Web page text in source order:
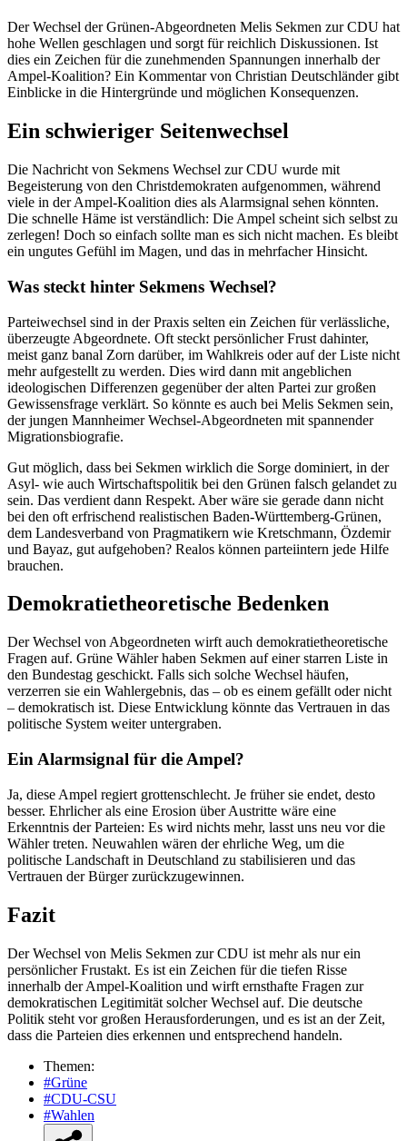
Der Wechsel der Grünen-Abgeordneten Melis Sekmen zur CDU hat
hohe Wellen geschlagen und sorgt für reichlich Diskussionen. Ist
dies ein Zeichen für die zunehmenden Spannungen innerhalb der
Ampel-Koalition? Ein Kommentar von Christian Deutschländer gibt
Einblicke in die Hintergründe und möglichen Konsequenzen.
Ein schwieriger Seitenwechsel
Die Nachricht von Sekmens Wechsel zur CDU wurde mit
Begeisterung von den Christdemokraten aufgenommen, während
viele in der Ampel-Koalition dies als Alarmsignal sehen könnten.
Die schnelle Häme ist verständlich: Die Ampel scheint sich selbst zu
zerlegen! Doch so einfach sollte man es sich nicht machen. Es bleibt
ein ungutes Gefühl im Magen, und das in mehrfacher Hinsicht.
Was steckt hinter Sekmens Wechsel?
Parteiwechsel sind in der Praxis selten ein Zeichen für verlässliche,
überzeugte Abgeordnete. Oft steckt persönlicher Frust dahinter,
meist ganz banal Zorn darüber, im Wahlkreis oder auf der Liste nicht
mehr aufgestellt zu werden. Dies wird dann mit angeblichen
ideologischen Differenzen gegenüber der alten Partei zur großen
Gewissensfrage verklärt. So könnte es auch bei Melis Sekmen sein,
der jungen Mannheimer Wechsel-Abgeordneten mit spannender
Migrationsbiografie.
Gut möglich, dass bei Sekmen wirklich die Sorge dominiert, in der
Asyl- wie auch Wirtschaftspolitik bei den Grünen falsch gelandet zu
sein. Das verdient dann Respekt. Aber wäre sie gerade dann nicht
bei den oft erfrischend realistischen Baden-Württemberg-Grünen,
dem Landesverband von Pragmatikern wie Kretschmann, Özdemir
und Bayaz, gut aufgehoben? Realos können parteiintern jede Hilfe
brauchen.
Demokratietheoretische Bedenken
Der Wechsel von Abgeordneten wirft auch demokratietheoretische
Fragen auf. Grüne Wähler haben Sekmen auf einer starren Liste in
den Bundestag geschickt. Falls sich solche Wechsel häufen,
verzerren sie ein Wahlergebnis, das – ob es einem gefällt oder nicht
– demokratisch ist. Diese Entwicklung könnte das Vertrauen in das
politische System weiter untergraben.
Ein Alarmsignal für die Ampel?
Ja, diese Ampel regiert grottenschlecht. Je früher sie endet, desto
besser. Ehrlicher als eine Erosion über Austritte wäre eine
Erkenntnis der Parteien: Es wird nichts mehr, lasst uns neu vor die
Wähler treten. Neuwahlen wären der ehrliche Weg, um die
politische Landschaft in Deutschland zu stabilisieren und das
Vertrauen der Bürger zurückzugewinnen.
Fazit
Der Wechsel von Melis Sekmen zur CDU ist mehr als nur ein
persönlicher Frustakt. Es ist ein Zeichen für die tiefen Risse
innerhalb der Ampel-Koalition und wirft ernsthafte Fragen zur
demokratischen Legitimität solcher Wechsel auf. Die deutsche
Politik steht vor großen Herausforderungen, und es ist an der Zeit,
dass die Parteien dies erkennen und entsprechend handeln.
Themen:
#Grüne
#CDU-CSU
#Wahlen